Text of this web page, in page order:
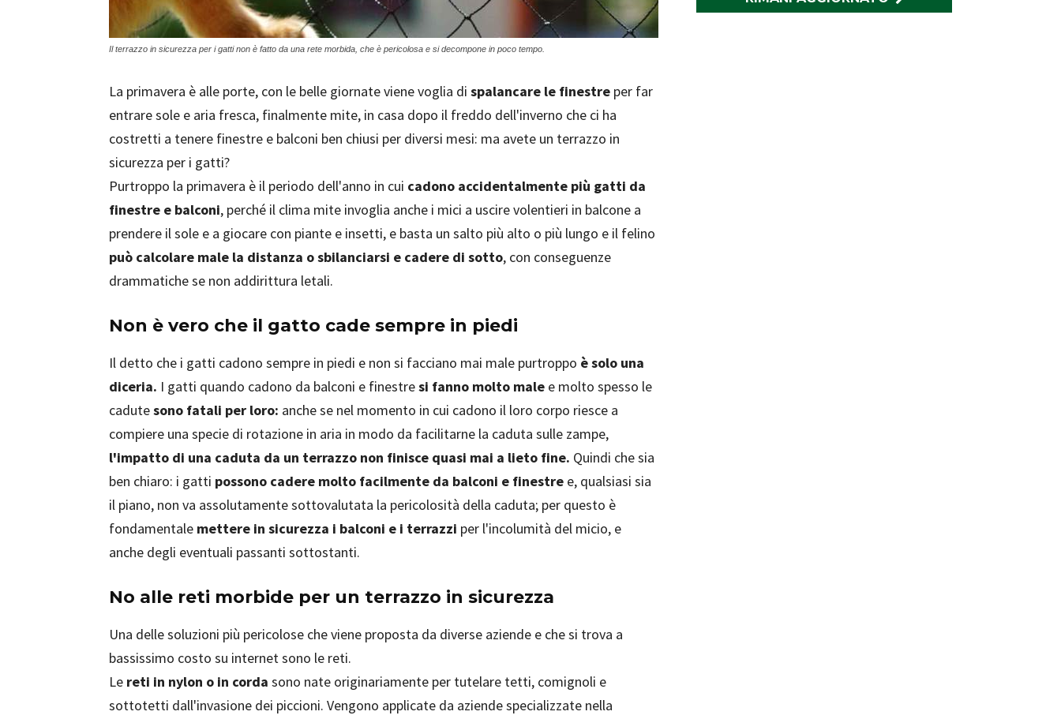
Il terrazzo in sicurezza per i gatti non è fatto da una rete morbida, che è pericolosa e si decompone in poco tempo.
La primavera è alle porte, con le belle giornate viene voglia di spalancare le finestre per far
entrare sole e aria fresca, finalmente mite, in casa dopo il freddo dell'inverno che ci ha
costretti a tenere finestre e balconi ben chiusi per diversi mesi: ma avete un terrazzo in
sicurezza per i gatti?
Purtroppo la primavera è il periodo dell'anno in cui cadono accidentalmente più gatti da
finestre e balconi, perché il clima mite invoglia anche i mici a uscire volentieri in balcone a
prendere il sole e a giocare con piante e insetti, e basta un salto più alto o più lungo e il felino
può calcolare male la distanza o sbilanciarsi e cadere di sotto, con conseguenze
drammatiche se non addirittura letali.
Non è vero che il gatto cade sempre in piedi
Il detto che i gatti cadono sempre in piedi e non si facciano mai male purtroppo è solo una
diceria. I gatti quando cadono da balconi e finestresi fanno molto male e molto spesso le
cadutesono fatali per loro: anche se nel momento in cui cadono il loro corpo riesce a
compiere una specie di rotazione in aria in modo da facilitarne la caduta sulle zampe,
l'impatto di una caduta da un terrazzo non finisce quasi mai a lieto fine. Quindi che sia
ben chiaro: i gatti possono cadere molto facilmente da balconi e finestre e, qualsiasi sia
il piano, non va assolutamente sottovalutata la pericolosità della caduta; per questo è
fondamentale mettere in sicurezza i balconi e i terrazzi per l'incolumità del micio, e
anche degli eventuali passanti sottostanti.
No alle reti morbide per un terrazzo in sicurezza
Una delle soluzioni più pericolose che viene proposta da diverse aziende e che si trova a
bassissimo costo su internet sono le reti.
Le reti in nylon o in corda sono nate originariamente per tutelare tetti, comignoli e
sottotetti dall'invasione dei piccioni. Vengono applicate da aziende specializzate nella